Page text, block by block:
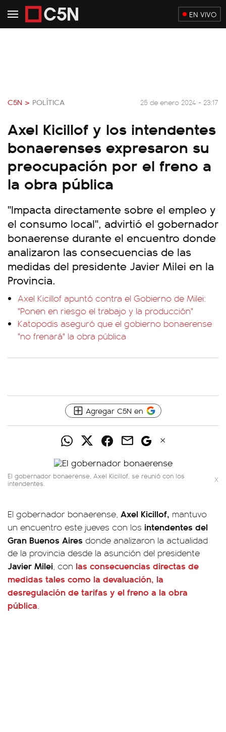
EN VIVO
C5N > POLÍTICA 25 de enero 2024 - 23:17
Axel Kicillof y los intendentes
bonaerenses expresaron su
preocupación por el freno a
la obra pública
"Impacta directamente sobre el empleo y
el consumo local", advirtió el gobernador
bonaerense durante el encuentro donde
analizaron las consecuencias de las
medidas del presidente Javier Milei en la
Provincia.
Axel Kicillof apuntó contra el Gobierno de Milei:
"Ponen en riesgo el trabajo y la producción"
Katopodis aseguró que el gobierno bonaerense
"no frenará" la obra pública
Agregar C5N en
El gobernador bonaerense, Axel Kicillof, se reunió con los
intendentes. X
El gobernador bonaerense, Axel Kicillof, mantuvo
un encuentro este jueves con los intendentes del
Gran Buenos Aires donde analizaron la actualidad
de la provincia desde la asunción del presidente
Javier Milei, con las consecuencias directas de
medidas tales como la devaluación, la
desregulación de tarifas y el freno a la obra
pública.